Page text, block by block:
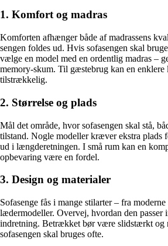
1. Komfort og madras
Komforten afhænger både af madrassens
sengen foldes ud. Hvis sofasengen skal
vælge en model med en ordentlig madras –
memory-skum. Til gæstebrug kan en
tilstrækkelig.
2. Størrelse og plads
Mål det område, hvor sofasengen skal stå,
tilstand. Nogle modeller kræver ekstra plads
ud i længderetningen. I små rum kan en
opbevaring være en fordel.
3. Design og materialer
Sofasenge fås i mange stilarter – fra
lædermodeller. Overvej, hvordan den passer
indretning. Betrækket bør være slidstærkt og
sofasengen skal bruges ofte.